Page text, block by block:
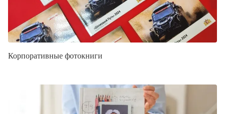
Корпоративные фотокниги